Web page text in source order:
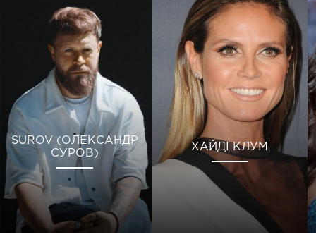
SUROV (ОЛЕКСАНДР
СУРОВ)
ХАЙДІ КЛУМ